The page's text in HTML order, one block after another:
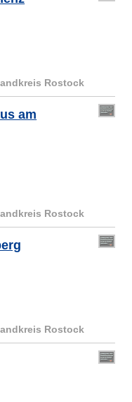
Rostock
am
Rostock
Rostock